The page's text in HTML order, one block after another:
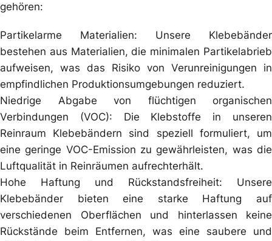
gehören:
Partikelarme Materialien: Unsere Klebebänder
bestehen aus Materialien, die minimalen Partikelabrieb
aufweisen, was das Risiko von Verunreinigungen in
empfindlichen Produktionsumgebungen reduziert.
Niedrige Abgabe von flüchtigen organischen
Verbindungen (VOC): Die Klebstoffe in unseren
Reinraum Klebebändern sind speziell formuliert, um
eine geringe VOC-Emission zu gewährleisten, was die
Luftqualität in Reinräumen aufrechterhält.
Hohe Haftung und Rückstandsfreiheit: Unsere
Klebebänder bieten eine starke Haftung auf
verschiedenen Oberflächen und hinterlassen keine
Rückstände beim Entfernen, was eine saubere und